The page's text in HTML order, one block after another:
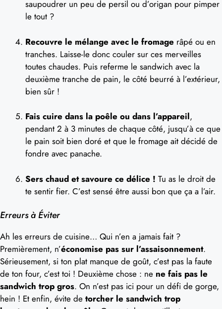
saupoudrer un peu de persil ou d’origan pour pimper
le tout ?
Recouvre le mélange avec le fromage râpé ou en
tranches. Laisse-le donc couler sur ces merveilles
toutes chaudes. Puis referme le sandwich avec la
deuxième tranche de pain, le côté beurré à l’extérieur,
bien sûr !
Fais cuire dans la poêle ou dans l’appareil,
pendant 2 à 3 minutes de chaque côté, jusqu’à ce que
le pain soit bien doré et que le fromage ait décidé de
fondre avec panache.
Sers chaud et savoure ce délice ! Tu as le droit de
te sentir fier. C’est sensé être aussi bon que ça a l’air.
Erreurs à Éviter
Ah les erreurs de cuisine… Qui n’en a jamais fait ?
Premièrement, n’économise pas sur l’assaisonnement.
Sérieusement, si ton plat manque de goût, c’est pas la faute
de ton four, c’est toi ! Deuxième chose : ne ne fais pas le
sandwich trop gros. On n’est pas ici pour un défi de gorge,
hein ! Et enfin, évite de torcher le sandwich trop